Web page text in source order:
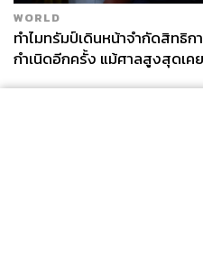
WORLD
ทำไมทรัมป์เดินหน้าจำกัดสิทธิ
กำเนิดอีกครั้ง แม้ศาลสูงสุดเ